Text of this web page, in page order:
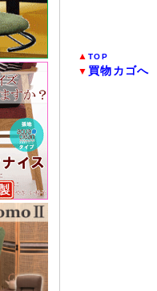
▲TOP
▼ 買物カゴへ